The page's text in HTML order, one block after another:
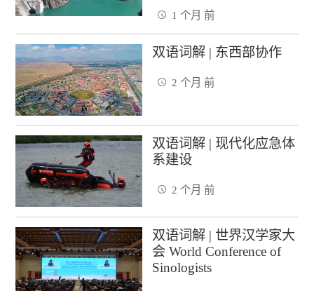
1 个月 前
双语词解 | 东西部协作
2 个月 前
双语词解 | 现代化应急体
系建设
2 个月 前
双语词解 | 世界汉学家大
会 World Conference of
Sinologists